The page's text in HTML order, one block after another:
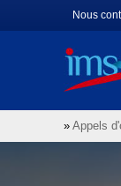
au
Nous
» Appels